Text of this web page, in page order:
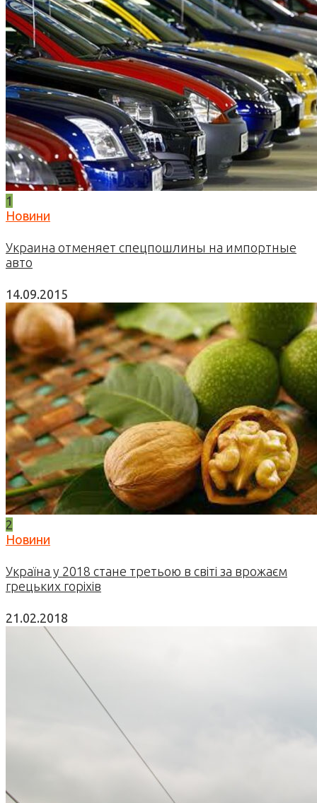
1
Новини
Украина отменяет спецпошлины на импортные
авто
14.09.2015
2
Новини
Україна у 2018 стане третьою в світі за врожаєм
грецьких горіхів
21.02.2018